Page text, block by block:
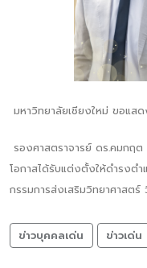
มหาวิทยาลัยเชียงใหม่ ขอแส
รองศาสตราจารย์ ดร.คมกฤ
โอกาสได้รับแต่งตั้งให้ดำรงต
กรรมการส่งเสริมวิทยาศาสต
ข่าวบุคคลเด่น ข่าวเด่น